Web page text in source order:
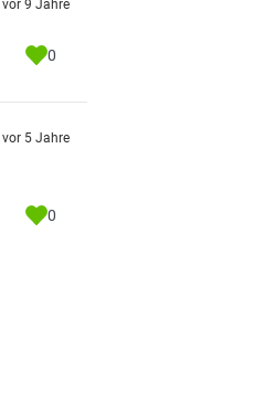
vor 9 Jahre
0
vor 5 Jahre
0